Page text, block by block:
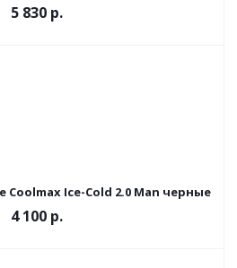
5 830 р.
Ice-Cold 2.0 Man черные
4 100 р.